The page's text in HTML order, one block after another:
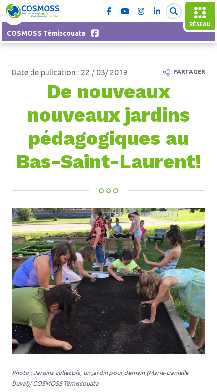
RÉSEAU
COSMOSS Témiscouata
Date de pulication : 22 / 03/ 2019
De nouveaux
nouveaux jardins
pédagogiques au
Bas-Saint-Laurent!
Photo : Jardins collectifs, un jardin pour demain (Marie-Danielle
Duval)/ COSMOSS Témiscouata
PARTAGER